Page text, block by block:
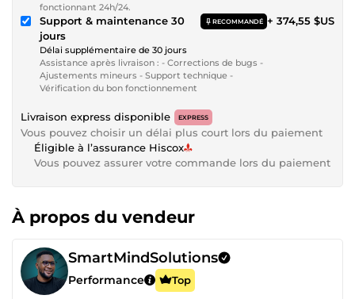
fonctionnant 24h/24.
Support & maintenance 30
jours
RECOMMANDÉ
Délai supplémentaire de 30 jours
Assistance après livraison : - Corrections de bugs -
Ajustements mineurs - Support technique -
Vérification du bon fonctionnement
+ 374,55 $US
Livraison express disponible EXPRESS
Vous pouvez choisir un délai plus court lors du paiement
Éligible à l’assurance Hiscox
Vous pouvez assurer votre commande lors du paiement
À propos du vendeur
SmartMindSolutions
Performance Top